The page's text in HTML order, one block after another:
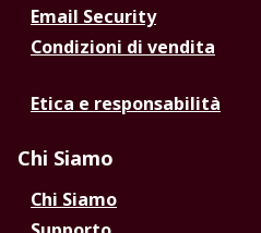
Email Security
Condizioni di vendita
Etica e responsabilità
Chi Siamo
Chi Siamo